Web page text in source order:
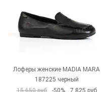
Лоферы женские MADIA MARA
187225 черный
15 650 руб
-50% 7 825 руб